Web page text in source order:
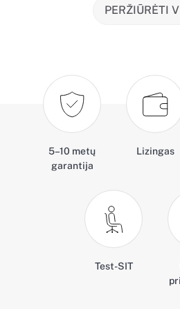
PERŽIŪRĖTI
5–10 metų
garantija
Lizingas
Test-SIT